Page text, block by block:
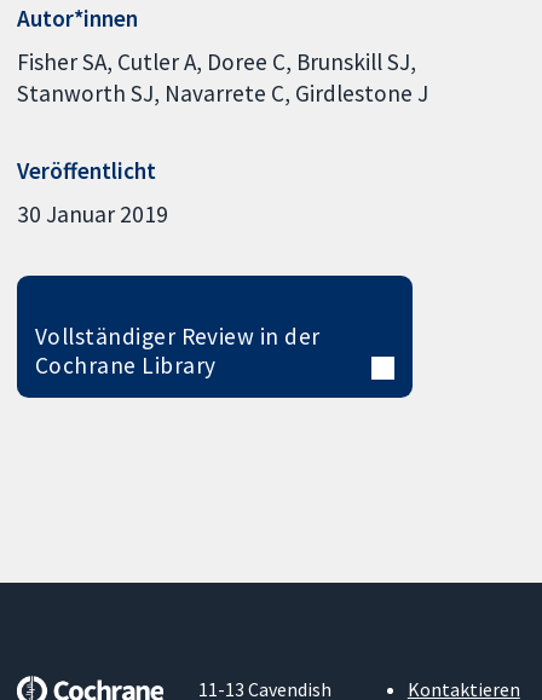
Autor*innen
Fisher SA Cutler A Doree C Brunskill SJ
Stanworth SJ Navarrete C Girdlestone J
Veröffentlicht
30 Januar 2019
Vollständiger Review in der
Cochrane Library
11-13 Cavendish
Kontaktieren